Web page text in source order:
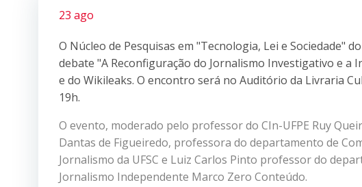
23 ago
O Núcleo de Pesquisas em "Tecnologia, Lei e Sociedade"
debate "A Reconfiguração do Jornalismo Investigativo e
e do Wikileaks. O encontro será no Auditório da Livraria
19h.
O evento, moderado pelo professor do CIn-UFPE Ruy
Dantas de Figueiredo, professora do departamento de
Jornalismo da UFSC e Luiz Carlos Pinto professor do
Jornalismo Independente Marco Zero Conteúdo.